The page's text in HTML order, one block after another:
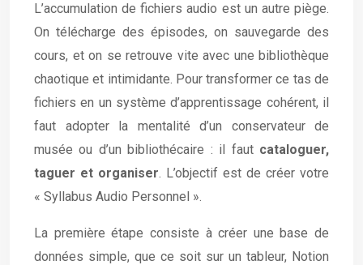
L’accumulation de fichiers audio est un autre piège.
On télécharge des épisodes, on sauvegarde des
cours, et on se retrouve vite avec une bibliothèque
chaotique et intimidante. Pour transformer ce tas de
fichiers en un système d’apprentissage cohérent, il
faut adopter la mentalité d’un conservateur de
musée ou d’un bibliothécaire : il faut cataloguer,
taguer et organiser. L’objectif est de créer votre
« Syllabus Audio Personnel ».
La première étape consiste à créer une base de
données simple, que ce soit sur un tableur, Notion